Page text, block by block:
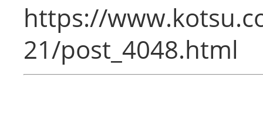
https://
21/post_4048.html